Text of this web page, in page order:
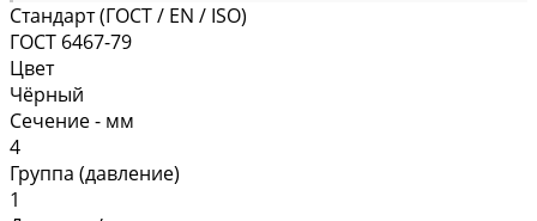
Стандарт (ГОСТ / EN / ISO)
ГОСТ 6467-79
Цвет
Чёрный
Сечение - мм
4
Группа (давление)
1